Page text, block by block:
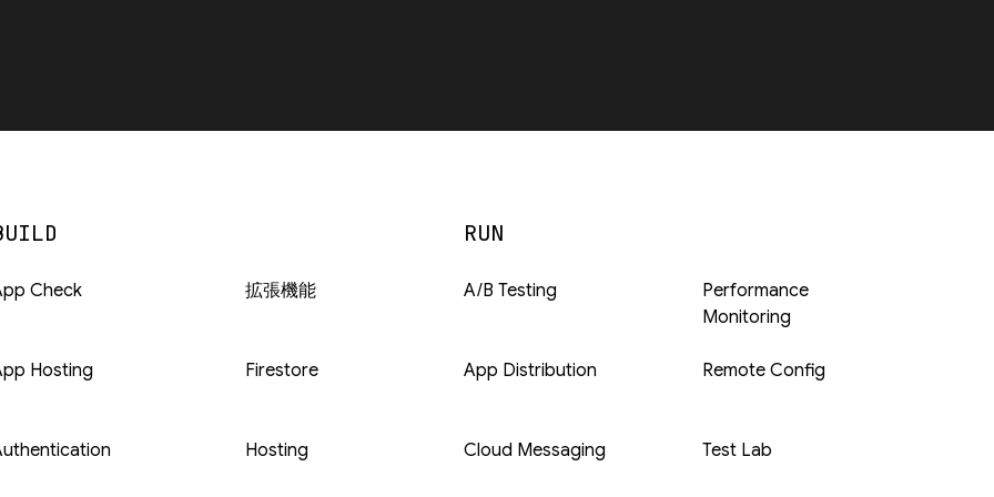
Check
Hosting
拡張機能
Firestore
Hosting
RUN
A/B Testing
App Distribution
Cloud Messaging
Performance
Monitoring
Remote Config
Test Lab